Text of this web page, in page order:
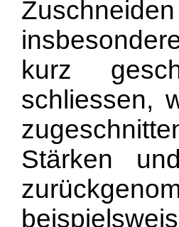
kurz
schliessen,
Stärken